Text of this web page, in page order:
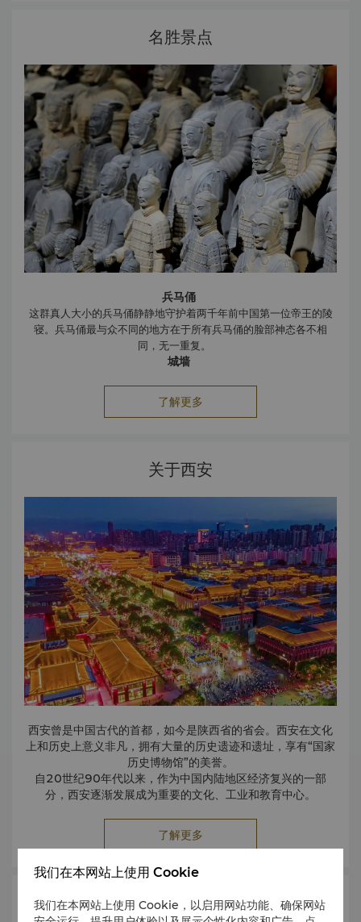
名胜景点
兵马俑
这群真人大小的兵马俑静静地守护着两千年前中国第一位帝王的陵
寝。兵马俑最与众不同的地方在于所有兵马俑的脸部神态各不相
同，无一重复。
城墙
盛名的最大的城墙。这座古老的历史建筑高
初是为保卫城市而建，因此墙体十分坚固。
筑。钟楼内有一口大钟，古代清晨通过敲钟报时。这也是钟楼得名
的由来。钟楼是西安的象征，也是重要的历史遗址。
朝，古时人们会在每日的黄昏时分鸣鼓约10分钟。
钟楼和鼓楼每日清晨和黄昏时分的敲钟鸣鼓传统在中国通常被合称
为“晨钟暮鼓”。
大雁塔、小雁塔
大小雁塔位于西安市南部，是西安市中心现存的两座经典佛教建
筑。游客可通过塔内楼梯登上塔顶，一览西安市的美妙景色。
大清真寺
大清真寺位于化觉巷内，是西安6万多穆斯林信徒开展宗教活动的主
要场所。与阿拉伯风格的清真寺不同，西安大清真寺没有壮观的圆
顶和高耸的尖塔，它的设计秉承了传统的中国风格。
法门寺
法门寺位于距离西安约118公里的扶风县，最初修建于公元300年
塔和法门寺博物馆，里面存有释迦牟尼的舍利子。
了解更多
关于西安
西安曾是中国古代的首都，如今是陕西省的省会。西安在文化
上和历史上意义非凡，拥有大量的历史遗迹和遗址，享有“国家
历史博物馆”的美誉。
自20世纪90年代以来，作为中国内陆地区经济复兴的一部
分，西安逐渐发展成为重要的文化、工业和教育中心。
了解更多
自然风光
我们在本网站上使用 Cookie
我们在本网站上使用 Cookie，以启用网站功能、确保网站